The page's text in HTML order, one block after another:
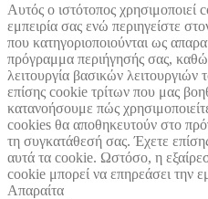
Αυτός ο ιστότοπος χρησιμοποιεί
εμπειρία σας ενώ περιηγείστε
που κατηγοριοποιούνται ως
πρόγραμμα περιήγησής σας,
λειτουργία βασικών
επίσης cookie τρίτων που μας
κατανοήσουμε πώς
cookies θα αποθηκευτούν στο
τη συγκατάθεσή σας. Έχετε
αυτά τα cookie. Ωστόσο, η
cookie μπορεί να επηρεάσει την
Απαραίτα